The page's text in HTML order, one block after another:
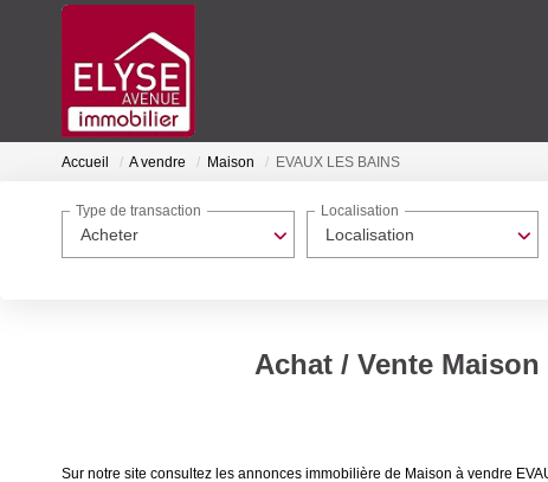
Accueil A vendre Maison EVAUX LES BAINS
Acheter
Type de transaction
Localisation
Localisation
Achat / Vente Maison
Sur notre site consultez les annonces immobilière de Maison à vendre